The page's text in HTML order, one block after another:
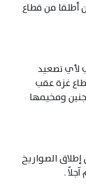
أطلقا من قطاع
لأي تصعيد
غزة عقب
ومخيمها
الصواريخ
.